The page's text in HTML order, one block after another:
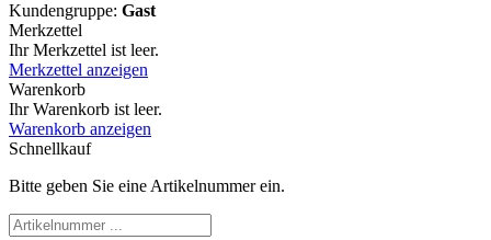
Kundengruppe: Gast
Merkzettel
Ihr Merkzettel ist leer.
Merkzettel anzeigen
Warenkorb
Ihr Warenkorb ist leer.
Warenkorb anzeigen
Schnellkauf
Bitte geben Sie eine Artikelnummer ein.